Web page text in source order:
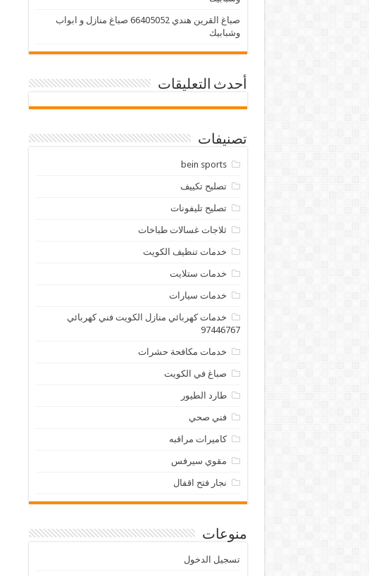
صباغ القرين هندي 66405052 صباغ منازل و ابواب
وشبابيك
أحدث التعليقات
تصنيفات
bein sports
تصليح تكييف
تصليح تليفونات
ثلاجات غسالات طباخات
خدمات تنظيف الكويت
خدمات ستلايت
خدمات سيارات
خدمات كهربائي منازل الكويت فني كهربائي
97446767
خدمات مكافحة حشرات
صباغ في الكويت
طارد الطيور
فني صحي
كاميرات مراقبه
مقوي سيرفس
نجار فتح اقفال
منوعات
تسجيل الدخول